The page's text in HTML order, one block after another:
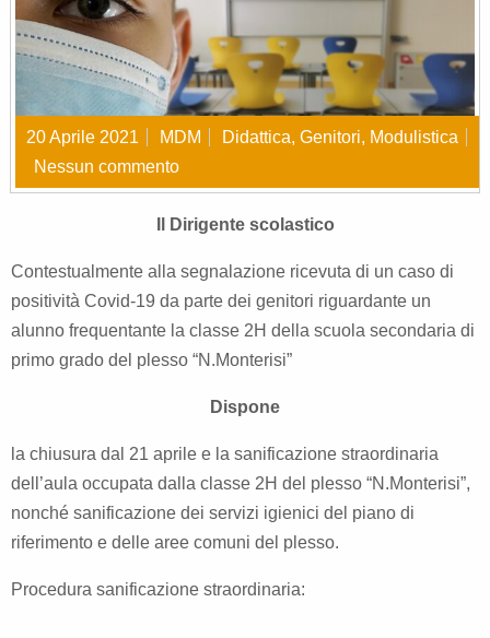
20 Aprile 2021 MDM Didattica, Genitori, Modulistica
Nessun commento
Il Dirigente scolastico
Contestualmente alla segnalazione ricevuta di un caso di
positività Covid-19 da parte dei genitori riguardante un
alunno frequentante la classe 2H della scuola secondaria di
primo grado del plesso “N.Monterisi”
Dispone
la chiusura dal 21 aprile e la sanificazione straordinaria
dell’aula occupata dalla classe 2H del plesso “N.Monterisi”,
nonché sanificazione dei servizi igienici del piano di
riferimento e delle aree comuni del plesso.
Procedura sanificazione straordinaria: